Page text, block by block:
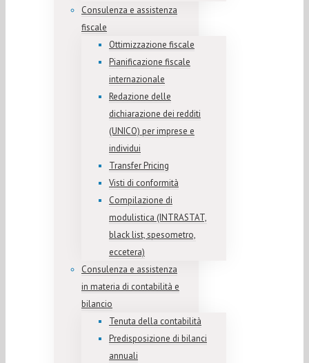
Consulenza e assistenza
fiscale
Ottimizzazione fiscale
Pianificazione fiscale
internazionale
Redazione delle
dichiarazione dei redditi
(UNICO) per imprese e
individui
Transfer Pricing
Visti di conformità
Compilazione di
modulistica (INTRASTAT,
black list, spesometro,
eccetera)
Consulenza e assistenza
in materia di contabilità e
bilancio
Tenuta della contabilità
Predisposizione di bilanci
annuali